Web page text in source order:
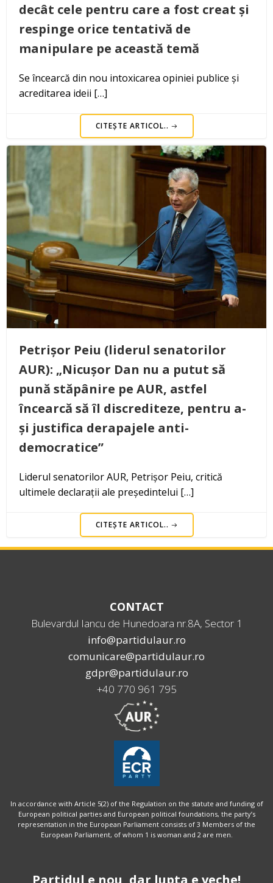
decât cele pentru care a fost creat și
respinge orice tentativă de
manipulare pe această temă
Se încearcă din nou intoxicarea opiniei publice și
acreditarea ideii […]
CITEȘTE ARTICOL..
Petrișor Peiu (liderul senatorilor
AUR): „Nicușor Dan nu a putut să
pună stăpânire pe AUR, astfel
încearcă să îl discrediteze, pentru a-
și justifica derapajele anti-
democratice”
Liderul senatorilor AUR, Petrișor Peiu, critică
ultimele declarații ale președintelui […]
CITEȘTE ARTICOL..
CONTACT
Bulevardul Iancu de Hunedoara nr.8A, Sector 1
info@partidulaur.ro
comunicare@partidulaur.ro
gdpr@partidulaur.ro
+40 770 961 795
In accordance with Article 5(2) of the Regulation on the statute and funding of
European political parties and European political foundations, the party’s
representation in the European Parliament consists of 3 Members of the
European Parliament, of whom 1 is woman and 2 are men.
Partidul e nou, dar lupta e veche!